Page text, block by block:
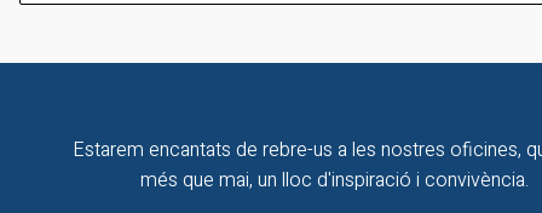
Estarem encantats de rebre-us a les nostres oficines,
més que mai, un lloc d'inspiració i convivència.